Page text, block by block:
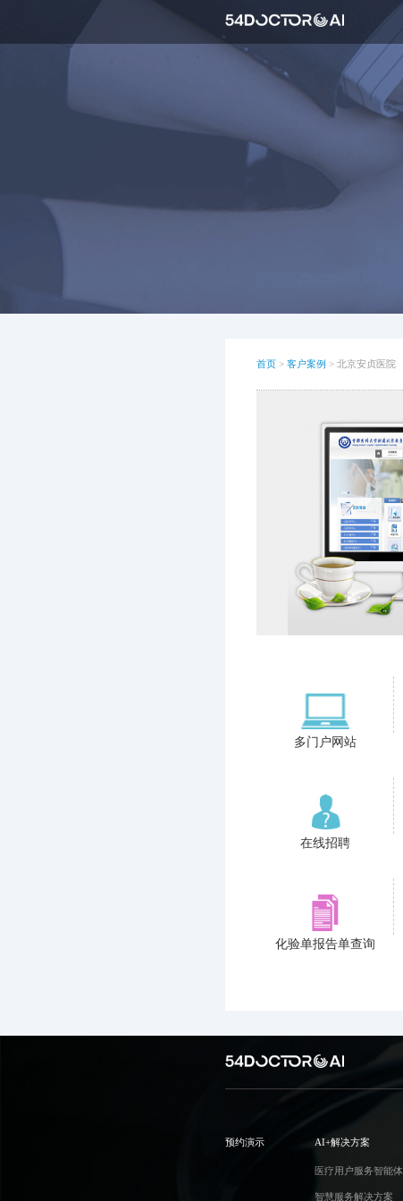
首页 > 客户案例 > 北京安贞医院
多门户网站
在线招聘
化验单报告单查询
预约演示 AI+解决方案
医疗用户服务智能体
智慧服务解决方案